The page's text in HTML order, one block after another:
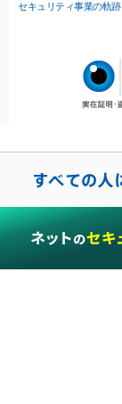
セキュリティ事業の軌跡